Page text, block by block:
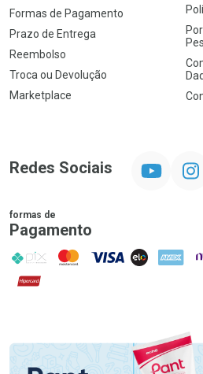
Formas de Pagamento
Prazo de Entrega
Reembolso
Troca ou Devolução
Marketplace
Redes Sociais
formas de
Pagamento
PIX MasterCard
VISA ELO AMEX
Hipercard
Promoção em